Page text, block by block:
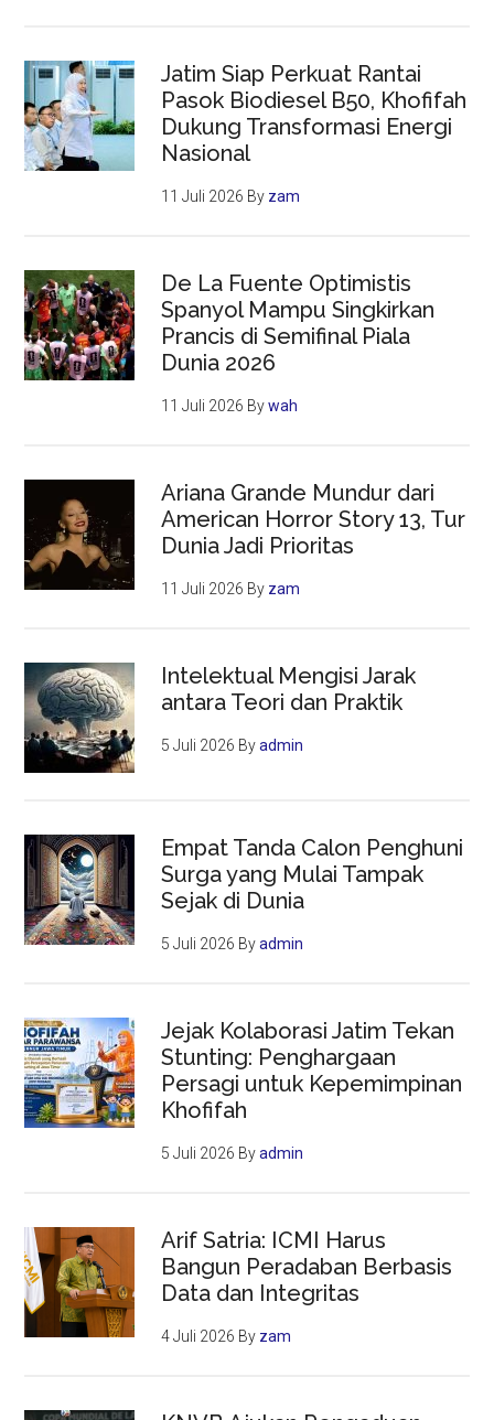
Jatim Siap Perkuat Rantai
Pasok Biodiesel B50, Khofifah
Dukung Transformasi Energi
Nasional
11 Juli 2026 By zam
De La Fuente Optimistis
Spanyol Mampu Singkirkan
Prancis di Semifinal Piala
Dunia 2026
11 Juli 2026 Bywah
Ariana Grande Mundur dari
American Horror Story 13, Tur
Dunia Jadi Prioritas
11 Juli 2026 By zam
Intelektual Mengisi Jarak
antara Teori dan Praktik
5 Juli 2026 Byadmin
Empat Tanda Calon Penghuni
Surga yang Mulai Tampak
Sejak di Dunia
5 Juli 2026 Byadmin
Jejak Kolaborasi Jatim Tekan
Stunting: Penghargaan
Persagi untuk Kepemimpinan
Khofifah
5 Juli 2026 Byadmin
Arif Satria: ICMI Harus
Bangun Peradaban Berbasis
Data dan Integritas
4 Juli 2026 By zam